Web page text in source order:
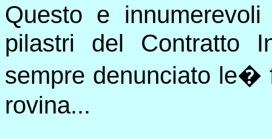
Questo e
pilastri del Contratto
sempre denunciato le�
rovina...